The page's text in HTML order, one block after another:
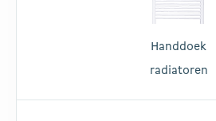
Handdoek
radiatoren